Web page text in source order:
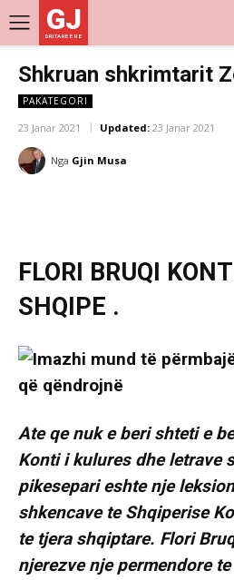
GJ
DRITARE E RE
Shkruan shkrimtarit
PAKATEGORI
23 Janar 2021 Updated: 23 Janar 2021
Nga Gjin Musa
FLORI BRUQI
SHQIPE .
Ate qe nuk e beri shteti e
Konti i kulures dhe letrave
pikesepari eshte nje
shkencave te Shqiperise
te tjera shqiptare. Flori
njerezve nje permendore